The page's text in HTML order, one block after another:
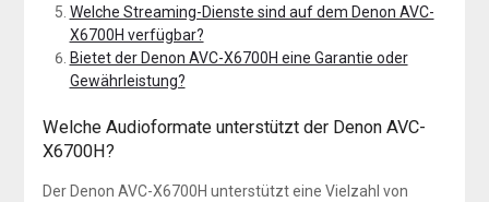
Welche Streaming-Dienste sind auf dem Denon AVC-
X6700H verfügbar?
Bietet der Denon AVC-X6700H eine Garantie oder
Gewährleistung?
Welche Audioformate unterstützt der Denon AVC-
X6700H?
Der Denon AVC-X6700H unterstützt eine Vielzahl von